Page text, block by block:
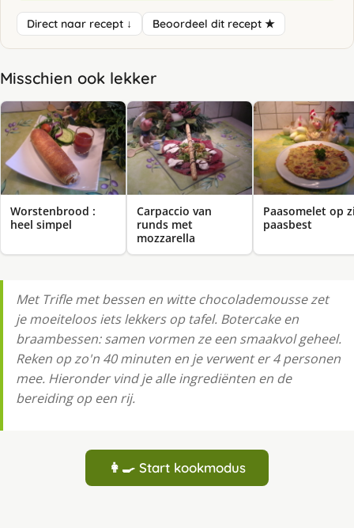
Direct naar recept ↓ Beoordeel dit recept ★
Misschien ook lekker
Worstenbrood :
heel simpel
Carpaccio van
runds met
mozzarella
Paasomelet op
paasbest
Met Trifle met bessen en witte chocolademousse zet
je moeiteloos iets lekkers op tafel. Botercake en
braambessen: samen vormen ze een smaakvol geheel.
Reken op zo'n 40 minuten en je verwent er 4 personen
mee. Hieronder vind je alle ingrediënten en de
bereiding op een rij.
👩‍🍳 Start kookmodus